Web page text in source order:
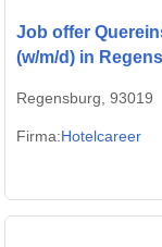
Job offer
(w/m/d) in
Regensburg, 93019
Firma:Hotelcareer